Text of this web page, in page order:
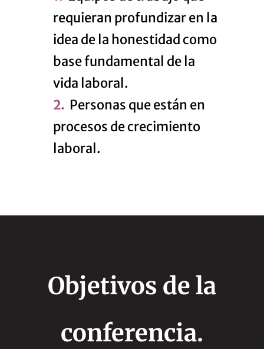
requieran profundizar en la
idea de la honestidad como
base fundamental de la
vida laboral.
Personas que están en
procesos de crecimiento
laboral.
Objetivos de la
conferencia.